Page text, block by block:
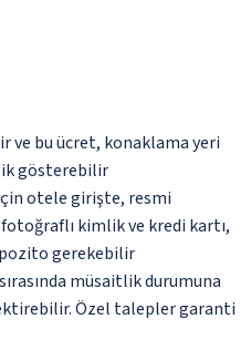
ve bu ücret, konaklama yeri
gösterebilir
otele girişte, resmi
kimlik ve kredi kartı,
gerekebilir
müsaitlik durumuna
Özel talepler garanti